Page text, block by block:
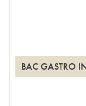
BAC GASTRO